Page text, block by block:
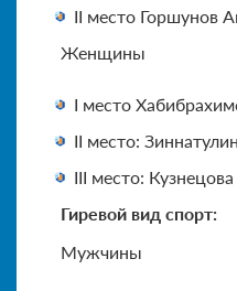
II место Горшунов
Женщины
I место
II место:
III место:
Гиревой вид спорт:
Мужчины